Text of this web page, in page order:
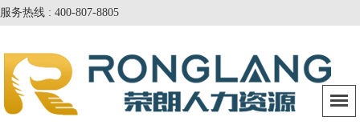
服务热线 : 400-807-8805